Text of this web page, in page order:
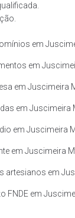
em
em
em Juscimeira
em Juscimeira
em Juscimeira
em Juscimeira
artesianos em
FNDE em